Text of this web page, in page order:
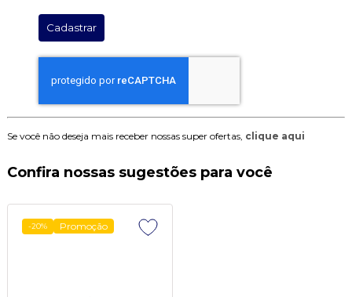
Cadastrar
Se você não deseja mais receber nossas super ofertas, clique aqui
Confira nossas sugestões para você
-20% Promoção